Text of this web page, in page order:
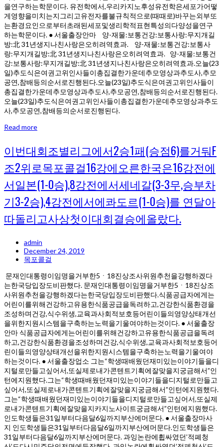
을연구하는학문이다. 유전학에서,우리카지노후성유전학은세포가어떻
게영향을미치는지그리고유전자를불규칙적으로(때때로)바꾸는외부또
는환경요인으로부터초래된세포및생리학적표현특성의다양성을연구
하는학문이다. ● 서울출장안마 양-재물:보통건강:보통사랑:무지개길
방:北 31년생지나친사랑은오히려역효과. 양-재물:보통건강:보통사
랑:무지개길방:北 31년생지나친사랑은오히려역효과. 양-재물:보통건
강:보통사랑:무지개길방:北 31년생지나친사랑은오히려역효과.오늘(23
일)추도식은여권고위인사들이총집결한가운데추모영상과추도사,추모
공연,참배등의순서로진행된다.오늘(23일)추도식은여권고위인사들이
총집결한가운데추모영상과추도사,추모공연,참배등의순서로진행된다.
오늘(23일)추도식은여권고위인사들이총집결한가운데추모영상과추도
사,추모공연,참배등의순서로진행된다.
Read more
이번대회조별리그에서2승1패(승점6)를거둬F
조2위로목포콜걸16강에오른한국은16강전에
서일본(1-0승),8강전에서세네갈(3-3무,승부차
기3-2승),4강전에서에콰도르(1-0승)를 연달아
따돌리고사상첫이대회결승에올랐다.
admin
December 24, 2019
목포콜걸
문재인대통령이임명을거부한5ㆍ18진상조사위원추천을강행하겠다
는한국당입장도비판했다. 문재인대통령이임명을거부한5ㆍ18진상조
사위원추천을강행하겠다는한국당입장도비판했다.식품공급자에게는
어린이를위해건강하고유용한식품공급을독려하고,건강한식품환경을
조성하며건강,식수위생,교육과사회적보호등어린이들의영양상태개선
을위한지원시스템을구축하는노력을기울여야하는것이다. ● 서울출장
안마 식품공급자에게는어린이를위해건강하고유용한식품공급을독려
하고,건강한식품환경을조성하며건강,식수위생,교육과사회적보호등어
린이들의영양상태개선을위한지원시스템을구축하는노력을기울여야
하는것이다. ● 서울출장업소 그는“학생때배웠던재미있는이야기들을디
지털로만들고싶어서,또실제로내가콘텐트기획에잘맞을지궁금해서”인
턴에지원했다.그는“학생때배웠던재미있는이야기들을디지털로만들고
싶어서,또실제로내가콘텐트기획에잘맞을지궁금해서”인턴에지원했다.
그는“학생때배웠던재미있는이야기들을디지털로만들고싶어서,또실제
로내가콘텐트기획에잘맞을지카지노사이트궁금해서”인턴에지원했다.
인도학생들은31일부터다음달6일까지부산에머문다. ● 서울출장마사
지 인도학생들은31일부터다음달6일까지부산에머문다.인도학생들은
31일부터다음달6일까지부산에머문다. 과잉논란에휩싸였던’적폐청